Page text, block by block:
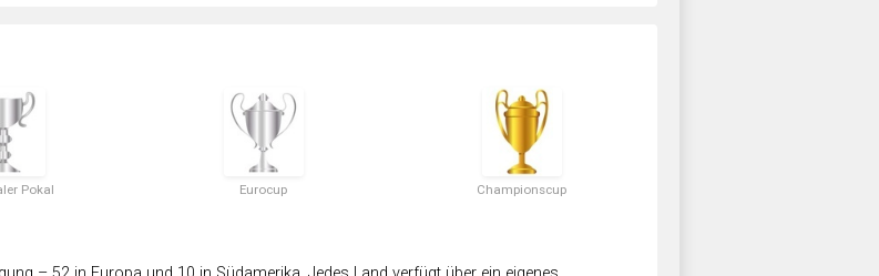
Pokal Eurocup Championscup